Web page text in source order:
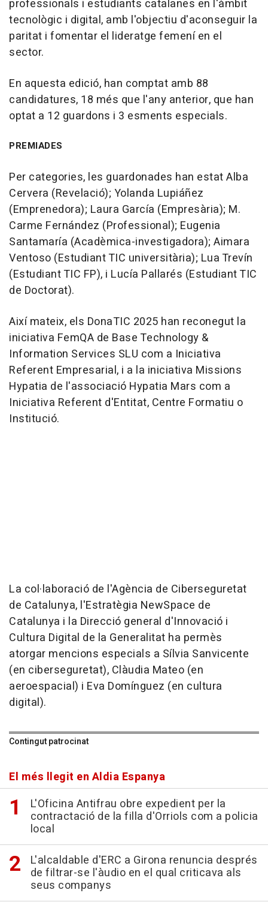
professionals i estudiants catalanes en l'àmbit
tecnològic i digital, amb l'objectiu d'aconseguir la
paritat i fomentar el lideratge femení en el
sector.
En aquesta edició, han comptat amb 88
candidatures, 18 més que l'any anterior, que han
optat a 12 guardons i 3 esments especials.
PREMIADES
Per categories, les guardonades han estat Alba
Cervera (Revelació); Yolanda Lupiáñez
(Emprenedora); Laura García (Empresària); M.
Carme Fernández (Professional); Eugenia
Santamaría (Acadèmica-investigadora); Aimara
Ventoso (Estudiant TIC universitària); Lua Trevín
(Estudiant TIC FP), i Lucía Pallarés (Estudiant TIC
de Doctorat).
Així mateix, els DonaTIC 2025 han reconegut la
iniciativa FemQA de Base Technology &
Information Services SLU com a Iniciativa
Referent Empresarial, i a la iniciativa Missions
Hypatia de l'associació Hypatia Mars com a
Iniciativa Referent d'Entitat, Centre Formatiu o
Institució.
La col·laboració de l'Agència de Ciberseguretat
de Catalunya, l'Estratègia NewSpace de
Catalunya i la Direcció general d'Innovació i
Cultura Digital de la Generalitat ha permès
atorgar mencions especials a Sílvia Sanvicente
(en ciberseguretat), Clàudia Mateo (en
aeroespacial) i Eva Domínguez (en cultura
digital).
Contingut patrocinat
El més llegit en Aldia Espanya
L'Oficina Antifrau obre expedient per la
contractació de la filla d'Orriols com a policia
local
L'alcaldable d'ERC a Girona renuncia després
de filtrar-se l'àudio en el qual criticava als
seus companys